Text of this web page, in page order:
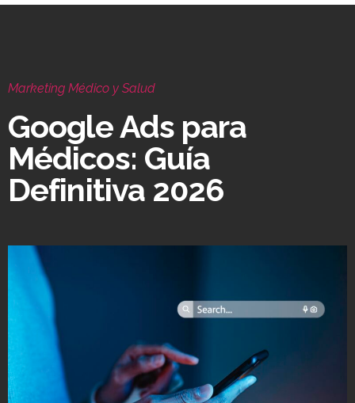
Marketing Médico y Salud
Google Ads para
Médicos: Guía
Definitiva 2026